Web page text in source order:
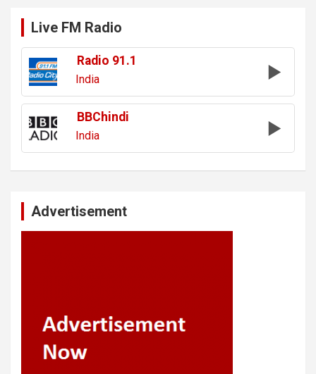
Live FM Radio
Radio 91.1
India
BBChindi
India
Advertisement